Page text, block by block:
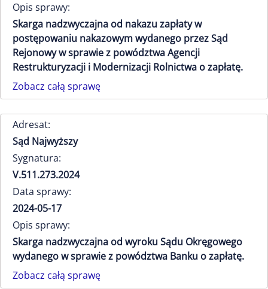
Opis sprawy:
Skarga nadzwyczajna od nakazu zapłaty w
postępowaniu nakazowym wydanego przez Sąd
Rejonowy w sprawie z powództwa Agencji
Restrukturyzacji i Modernizacji Rolnictwa o zapłatę.
Zobacz całą sprawę
Adresat:
Sąd Najwyższy
Sygnatura:
V.511.273.2024
Data sprawy:
2024-05-17
Opis sprawy:
Skarga nadzwyczajna od wyroku Sądu Okręgowego
wydanego w sprawie z powództwa Banku o zapłatę.
Zobacz całą sprawę